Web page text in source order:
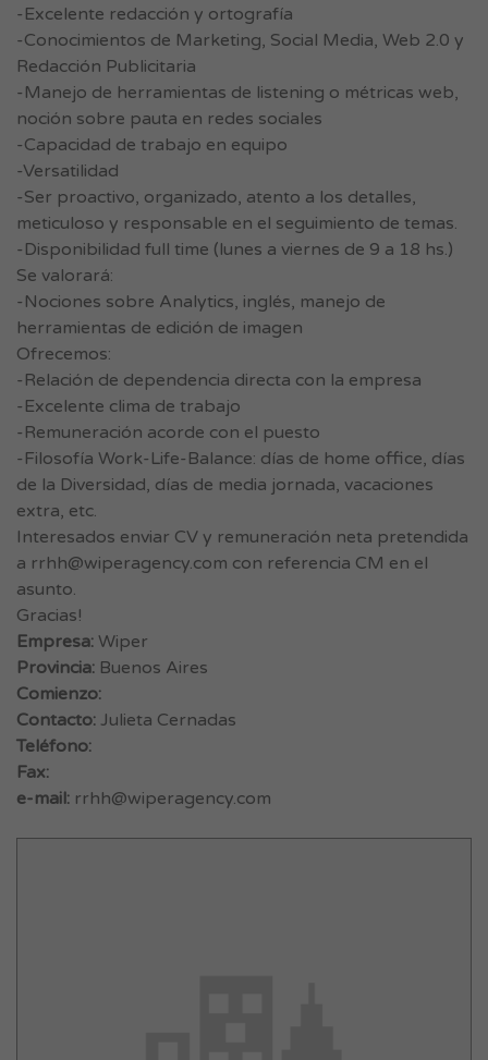
-Excelente redacción y ortografía
-Conocimientos de Marketing, Social Media, Web 2.0 y
Redacción Publicitaria
-Manejo de herramientas de listening o métricas web,
noción sobre pauta en redes sociales
-Capacidad de trabajo en equipo
-Versatilidad
-Ser proactivo, organizado, atento a los detalles,
meticuloso y responsable en el seguimiento de temas.
-Disponibilidad full time (lunes a viernes de 9 a 18 hs.)
Se valorará:
-Nociones sobre Analytics, inglés, manejo de
herramientas de edición de imagen
Ofrecemos:
-Relación de dependencia directa con la empresa
-Excelente clima de trabajo
-Remuneración acorde con el puesto
-Filosofía Work-Life-Balance: días de home office, días
de la Diversidad, días de media jornada, vacaciones
extra, etc.
Interesados enviar CV y remuneración neta pretendida
a rrhh@wiperagency.com con referencia CM en el
asunto.
Gracias!
Empresa: Wiper
Provincia: Buenos Aires
Comienzo:
Contacto: Julieta Cernadas
Teléfono:
Fax:
e-mail: rrhh@wiperagency.com